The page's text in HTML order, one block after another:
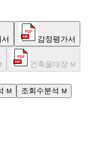
감정평가서
건축물대장 M
M 조회수분석 M